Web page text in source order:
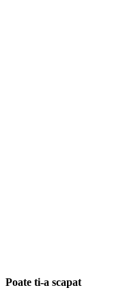
Poate ti-a scapat